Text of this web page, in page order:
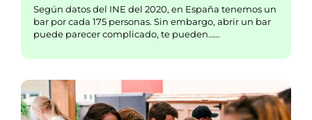
Según datos del INE del 2020, en España tenemos un
bar por cada 175 personas. Sin embargo, abrir un bar
puede parecer complicado, te pueden……